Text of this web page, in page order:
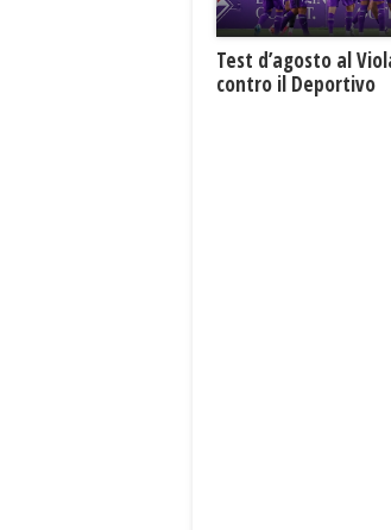
Test d’agosto al
contro il Deportivo